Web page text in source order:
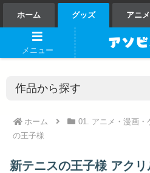
ホーム グッズ アニメ
ホーム 01. アニメ・漫画・
の王子様
新テニスの王子様 アク
メニュー